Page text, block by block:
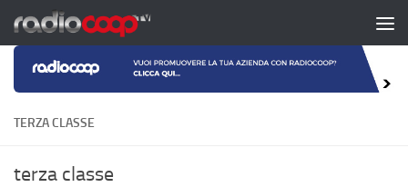
Salta al contenuto
TERZA CLASSE
terza classe